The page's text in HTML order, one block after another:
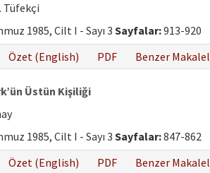
Tüfekçi
1985, Cilt I - Sayı 3 Sayfalar:913-920
Özet (English) PDF Benzer
Üstün Kişiliği
1985, Cilt I - Sayı 3 Sayfalar:847-862
Özet (English) PDF Benzer